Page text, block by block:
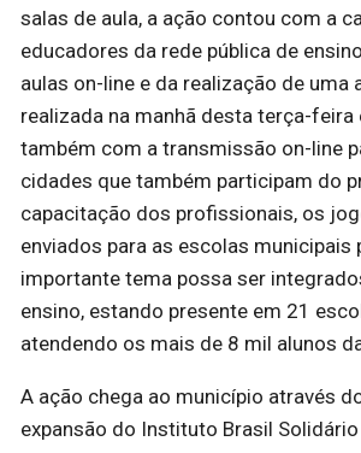
salas de aula, a ação contou com a
educadores da rede pública de
aulas on-line e da realização de uma
realizada na manhã desta terça-feira
também com a transmissão on-line
cidades que também participam do
capacitação dos profissionais, os
enviados para as escolas municipais
importante tema possa ser
ensino, estando presente em 21
atendendo os mais de 8 mil alunos
A ação chega ao município através
expansão do Instituto Brasil